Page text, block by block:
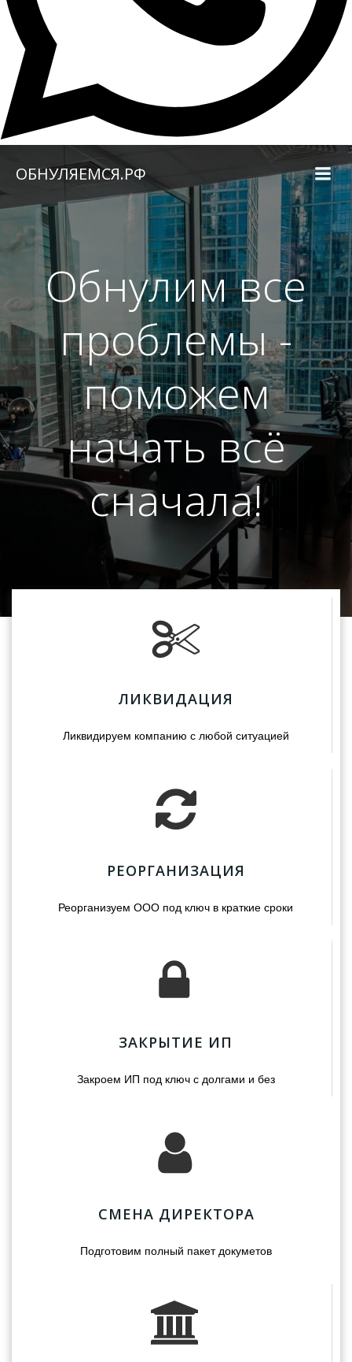
содержимому
ОБНУЛЯЕМСЯ.РФ
Обнулим все
проблемы -
поможем
начать всё
сначала!
ЛИКВИДАЦИЯ
Ликвидируем компанию с любой ситуацией
РЕОРГАНИЗАЦИЯ
Реорганизуем ООО под ключ в краткие сроки
ЗАКРЫТИЕ ИП
Закроем ИП под ключ с долгами и без
СМЕНА ДИРЕКТОРА
Подготовим полный пакет докуметов